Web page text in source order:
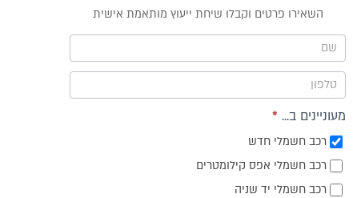
השאירו פרטים וקבלו שיחת ייעוץ מותאמת אישית
מעוניינים ב... *
רכב חשמלי חדש
רכב חשמלי אפס קילומטרים
רכב חשמלי יד שניה